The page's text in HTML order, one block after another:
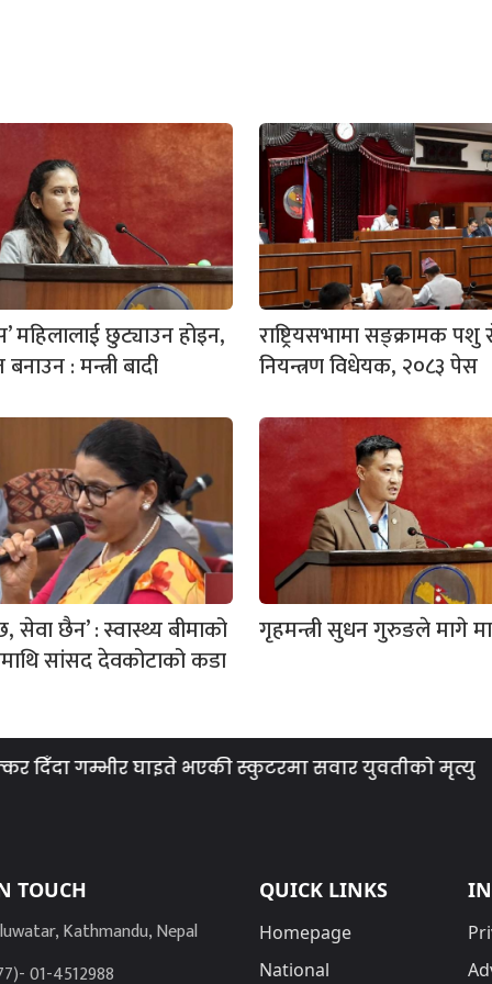
महिलालाई छुट्याउन होइन,
: मन्त्री बादी
राष्ट्रियसभामा सङ्क्रामक पशु
नियन्त्रण विधेयक, २०८३ पेस
सेवा छैन’ : स्वास्थ्य बीमाको
सांसद देवकोटाको कडा
गृहमन्त्री सुधन गुरुङले मागे
गम्भीर घाइते भएकी स्कुटरमा सवार युवतीको मृत्यु
TOUCH
Kathmandu, Nepal
01-4512988
QUICK LINKS
Homepage
National